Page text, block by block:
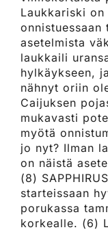
Laukkariski
onnistuessaan
asetelmista
laukkaili
hylkäykseen,
nähnyt oriin
Caijuksen
mukavasti
myötä
jo nyt? Ilman
on näistä
(8)
starteissaan
porukassa
korkealle. (6)